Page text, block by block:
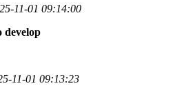
11-01 09:14:00
develop
11-01 09:13:23